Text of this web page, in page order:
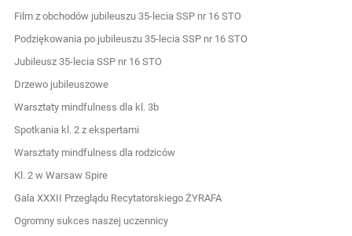
Film z obchodów jubileuszu 35-lecia SSP nr 16 STO
Podziękowania po jubileuszu 35-lecia SSP nr 16 STO
Jubileusz 35-lecia SSP nr 16 STO
Drzewo jubileuszowe
Warsztaty mindfulness dla kl. 3b
Spotkania kl. 2 z ekspertami
Warsztaty mindfulness dla rodziców
Kl. 2 w Warsaw Spire
Gala XXXII Przeglądu Recytatorskiego ŻYRAFA
Ogromny sukces naszej uczennicy